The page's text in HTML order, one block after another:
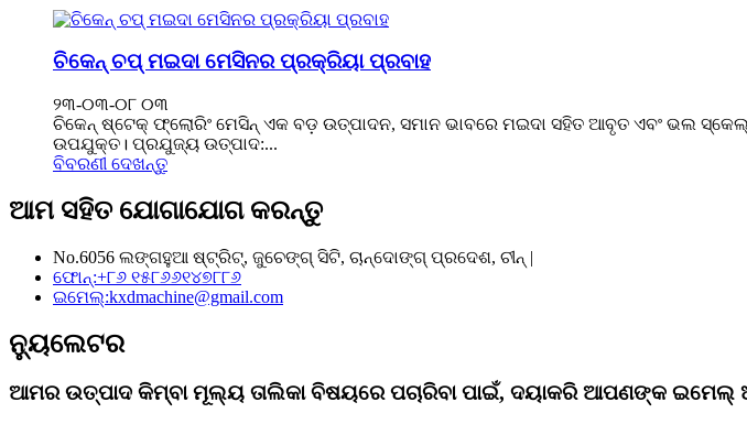
ଚିକେନ୍ ଚପ୍ ମଇଦା ମେସିନର ପ୍ରକ୍ରିୟା ପ୍ରବାହ
୨୩-୦୩-୦୮ ୦୩
ଚିକେନ୍ ଷ୍ଟେକ୍ ଫ୍ଲୋରିଂ ମେସିନ୍ ଏକ ବଡ଼ ଉତ୍ପାଦନ, ସମାନ ଭାବରେ ମଇଦା ସହିତ ଆବୃତ ଏବଂ ଭଲ
ଉପଯୁକ୍ତ। ପ୍ରଯୁଜ୍ୟ ଉତ୍ପାଦ:...
ବିବରଣୀ ଦେଖନ୍ତୁ
ଆମ ସହିତ ଯୋଗାଯୋଗ କରନ୍ତୁ
No.6056 ଲଙ୍ଗହୁଆ ଷ୍ଟ୍ରିଟ୍, ଜୁଚେଙ୍ଗ୍ ସିଟି, ଚାନ୍ଦୋଙ୍ଗ୍ ପ୍ରଦେଶ, ଚୀନ୍ |
ଫୋନ୍:+୮୬ ୧୫୮୬୬୧୪୭୮୮୬
ଇମେଲ୍:kxdmachine@gmail.com
ନ୍ୟୁଲେଟର
ଆମର ଉତ୍ପାଦ କିମ୍ବା ମୂଲ୍ୟ ତାଲିକା ବିଷୟରେ ପଚାରିବା ପାଇଁ, ଦୟାକରି ଆପଣଙ୍କ